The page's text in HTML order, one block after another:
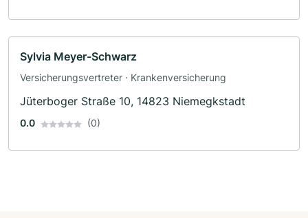
Sylvia Meyer-Schwarz
Versicherungsvertreter · Krankenversicherung
Jüterboger Straße 10, 14823 Niemegkstadt
0.0 (0)